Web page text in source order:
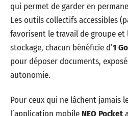
qui permet de garder en
Les outils collectifs accessibles
favorisent le travail de groupe et
stockage, chacun bénéficie d’1
pour déposer documents,
autonomie.
Pour ceux qui ne lâchent jamais
l’application mobile NEO Pocket